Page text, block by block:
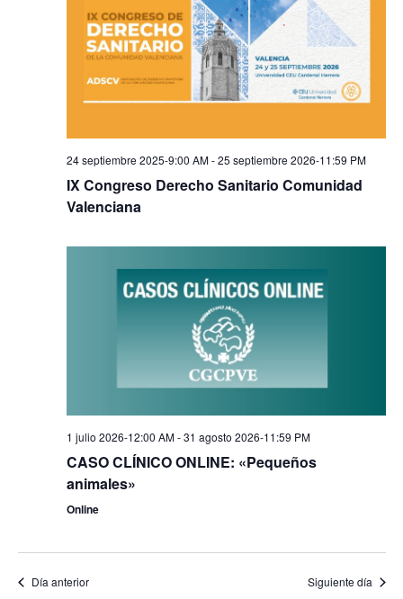
24 septiembre 2025-9:00 AM-25 septiembre 2026-11:59 PM
IX Congreso Derecho Sanitario Comunidad
Valenciana
1 julio 2026-12:00 AM-31 agosto 2026-11:59 PM
CASO CLÍNICO ONLINE: «Pequeños
animales»
Online
Día anterior Siguiente día